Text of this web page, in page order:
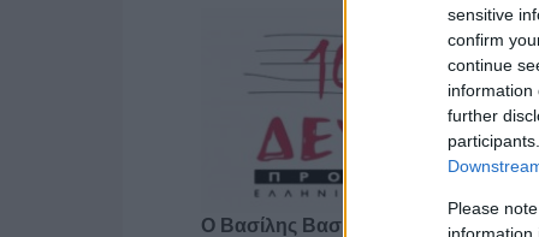
sensitive
confirm
continue
information
further
Please
information
Ο Βασίλης Βασιλικός και ο Κώστας